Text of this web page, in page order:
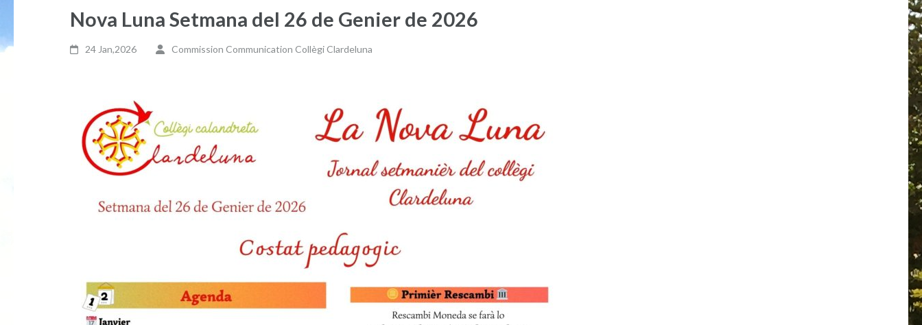
Nova Luna Setmana del 26 de Genier de 2026
24 Jan,2026 Commission Communication Collègi Clardeluna